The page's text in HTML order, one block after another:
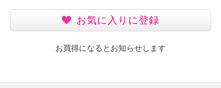
お気に入りに登録
お買得になるとお知らせします